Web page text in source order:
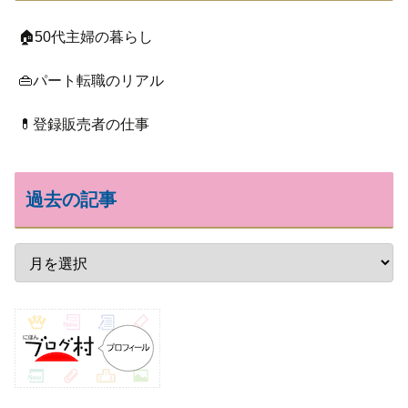
🏠50代主婦の暮らし
👜パート転職のリアル
💊登録販売者の仕事
過去の記事